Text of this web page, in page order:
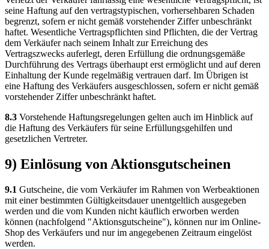
seine Haftung auf den vertragstypischen, vorhersehbaren Schaden
begrenzt, sofern er nicht gemäß vorstehender Ziffer unbeschränkt
haftet. Wesentliche Vertragspflichten sind Pflichten, die der Vertrag
dem Verkäufer nach seinem Inhalt zur Erreichung des
Vertragszwecks auferlegt, deren Erfüllung die ordnungsgemäße
Durchführung des Vertrags überhaupt erst ermöglicht und auf deren
Einhaltung der Kunde regelmäßig vertrauen darf. Im Übrigen ist
eine Haftung des Verkäufers ausgeschlossen, sofern er nicht gemäß
vorstehender Ziffer unbeschränkt haftet.
8.3 Vorstehende Haftungsregelungen gelten auch im Hinblick auf
die Haftung des Verkäufers für seine Erfüllungsgehilfen und
gesetzlichen Vertreter.
9) Einlösung von Aktionsgutscheinen
9.1 Gutscheine, die vom Verkäufer im Rahmen von Werbeaktionen
mit einer bestimmten Gültigkeitsdauer unentgeltlich ausgegeben
werden und die vom Kunden nicht käuflich erworben werden
können (nachfolgend "Aktionsgutscheine"), können nur im Online-
Shop des Verkäufers und nur im angegebenen Zeitraum eingelöst
werden.